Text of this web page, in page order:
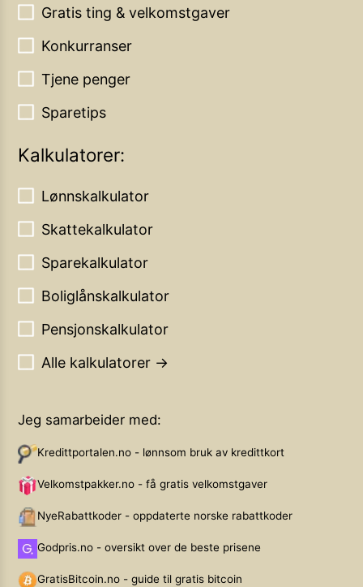
Gratis ting & velkomstgaver
Konkurranser
Tjene penger
Sparetips
Kalkulatorer:
Lønnskalkulator
Skattekalkulator
Sparekalkulator
Boliglånskalkulator
Pensjonskalkulator
Alle kalkulatorer →
Jeg samarbeider med:
Kredittportalen.no - lønnsom bruk av kredittkort
Velkomstpakker.no - få gratis velkomstgaver
NyeRabattkoder - oppdaterte norske rabattkoder
Godpris.no - oversikt over de beste prisene
GratisBitcoin.no - guide til gratis bitcoin